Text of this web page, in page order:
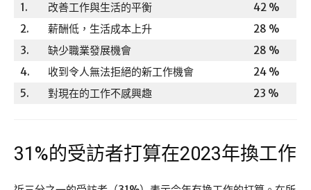
1. 改善工作與生活的平衡
42 %
2.
薪酬低，生活成本上升
28 %
3.
缺少職業發展機會
28 %
4.
收到令人無法拒絕的新工作機會
24 %
5.
對現在的工作不感興趣 23 %
31%的受訪者打算在2023年換工作